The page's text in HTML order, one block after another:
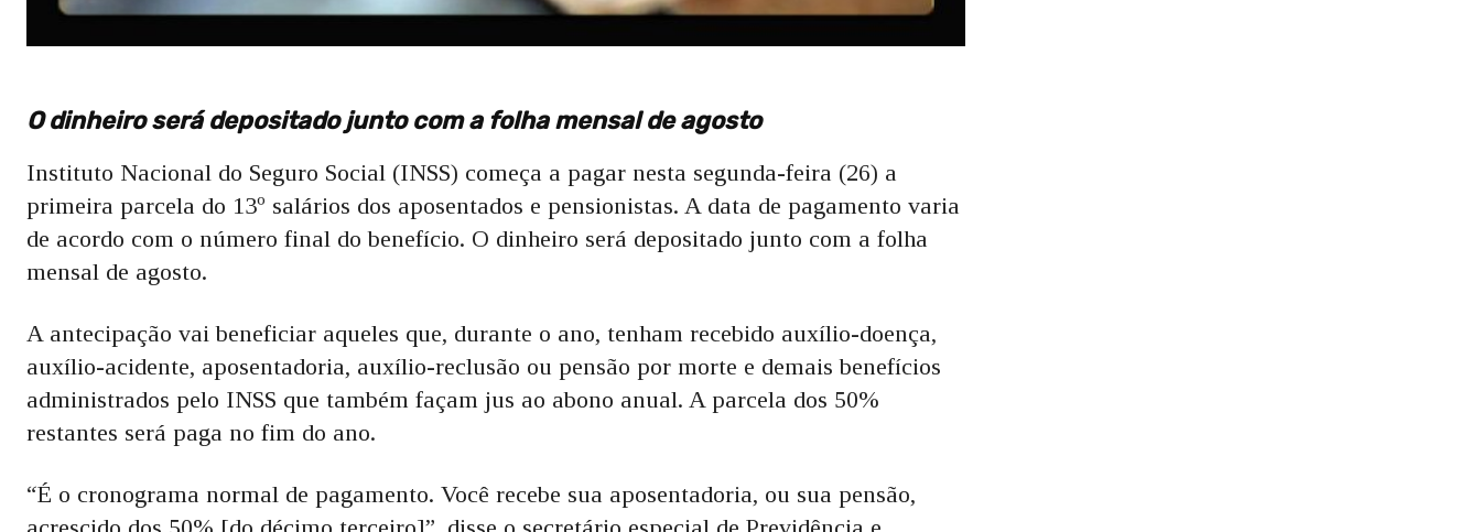
O dinheiro será depositado junto com a folha mensal de agosto
Instituto Nacional do Seguro Social (INSS) começa a pagar nesta segunda-feira (26) a
primeira parcela do 13º salários dos aposentados e pensionistas. A data de pagamento varia
de acordo com o número final do benefício. O dinheiro será depositado junto com a folha
mensal de agosto.
A antecipação vai beneficiar aqueles que, durante o ano, tenham recebido auxílio-doença,
auxílio-acidente, aposentadoria, auxílio-reclusão ou pensão por morte e demais benefícios
administrados pelo INSS que também façam jus ao abono anual. A parcela dos 50%
restantes será paga no fim do ano.
“É o cronograma normal de pagamento. Você recebe sua aposentadoria, ou sua pensão,